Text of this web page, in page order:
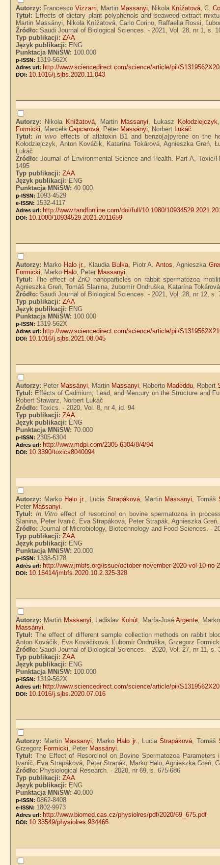
Autorzy: FrancescoVizzarri, Martin Massanyi, Nikola Knížatová, C.
Tytuł: Effects of dietary plant polyphenols and seaweed extract
Martin Massányi, Nikola Knížatová, Carlo Corino, Raffaella Rossi,
Źródło:Saudi Journal of Biological Sciences. - 2021, Vol. 28, nr 1, s.
Typ publikacji:ZAA
Język publikacji: ENG
Punktacja MNiSW: 100.000
p-ISSN: 1319-562X
Adres url: http://www.sciencedirect.com/science/article/pii/
DOI: 10.1016/j.sjbs.2020.11.043
Autorzy: Nikola Knížatová, Martin Massanyi, Łukasz Kołodziejczyk
Formicki, MarcelaCapcarová, Peter Massányi, Norbert Lukáč.
Tytuł:In vivo effects of aflatoxin B1 and benzo[a]pyrene on the
Kołodziejczyk, Anton Kováčik, Katarína Tokárová, Agnieszka Greń,
Lukáč
Źródło:Journal of Environmental Science and Health. Part A,
1495
Typ publikacji:ZAA
Język publikacji: ENG
Punktacja MNiSW:40.000
p-ISSN: 1093-4529
e-ISSN: 1532-4117
Adres url: http://www.tandfonline.com/doi/full/10.1080/
DOI: 10.1080/10934529.2021.2011659
Autorzy: Marko Halo jr., Klaudia Bułka, Piotr A.Antos, Agnieszka
Formicki, Marko Halo, Peter Massanyi.
Tytuł: The effect of ZnO nanoparticles on rabbit spermatozoa
Agnieszka Greń, Tomáš Slanina, źubomír Ondruška, Katarína
Źródło:Saudi Journal of Biological Sciences. - 2021, Vol. 28, nr 12, s.
Typ publikacji:ZAA
Język publikacji: ENG
Punktacja MNiSW: 100.000
p-ISSN: 1319-562X
Adres url: http://www.sciencedirect.com/science/article/pii/
DOI: 10.1016/j.sjbs.2021.08.045
Autorzy: Peter Massányi, Martin Massanyi, Roberto Madeddu, Robert
Tytuł: Effects of Cadmium, Lead, and Mercury on the Structure and
Robert Stawarz, Norbert Lukáč
Źródło:Toxics. - 2020, Vol. 8, nr 4, id. 94
Typ publikacji:ZAA
Język publikacji: ENG
Punktacja MNiSW:70.000
p-ISSN: 2305-6304
Adres url: http://www.mdpi.com/2305-6304/8/4/94
DOI: 10.3390/toxics8040094
Autorzy: Marko Halo jr., Lucia Strapáková, Martin Massanyi, Tomáš
Peter Massanyi.
Tytuł: In Vitro effect of resorcinol on bovine spermatozoa in
Slanina, Peter Ivanič, Eva Strapáková, Peter Strapák, Agnieszka
Źródło:Journal of Microbiology, Biotechnology and Food Sciences. -
Typ publikacji:ZAA
Język publikacji: ENG
Punktacja MNiSW:20.000
p-ISSN: 1338-5178
Adres url: http://www.jmbfs.org/issue/october-november-2020-vol-10-
DOI: 10.15414/jmbfs.2020.10.2.325-328
Autorzy: Martin Massanyi, Ladislav Kohút, María-JoséArgente,
Massányi.
Tytuł: The effect of different sample collection methods on rabbit
Anton Kováčik, Eva Kováčiková, Ľubomír Ondruška, Grzegorz
Źródło:Saudi Journal of Biological Sciences. - 2020, Vol. 27, nr 11, s.
Typ publikacji:ZAA
Język publikacji: ENG
Punktacja MNiSW: 100.000
p-ISSN: 1319-562X
Adres url: http://www.sciencedirect.com/science/article/pii/
DOI: 10.1016/j.sjbs.2020.07.016
Autorzy: Martin Massanyi, Marko Halo jr., LuciaStrapáková, Tomáš
Grzegorz Formicki, Peter Massányi.
Tytuł:The Effect of Resorcinol on Bovine Spermatozoa
Ivanič, Eva Strapáková, Peter Strapák, Marko Halo, Agnieszka Greń,
Źródło: Physiological Research. - 2020, nr 69, s. 675-686
Typ publikacji:ZAA
Język publikacji: ENG
Punktacja MNiSW:40.000
p-ISSN:0862-8408
e-ISSN: 1802-9973
Adres url: http://www.biomed.cas.cz/physiolres/pdf/2020/69_675.pdf
DOI: 10.33549/physiolres.934466